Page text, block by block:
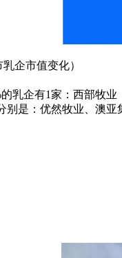
企市值变化）
乳企有1家：西部牧业
别是：优然牧业、澳